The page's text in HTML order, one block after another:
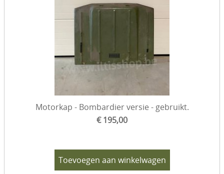
Motorkap - Bombardier versie - gebruikt.
€ 195,00
Toevoegen aan winkelwagen